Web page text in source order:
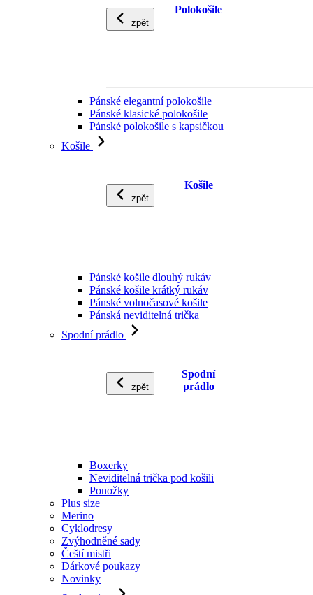
zpět
Polokošile
Pánské elegantní polokošile
Pánské klasické polokošile
Pánské polokošile s kapsičkou
Košile
zpět
Košile
Pánské košile dlouhý rukáv
Pánské košile krátký rukáv
Pánské volnočasové košile
Pánská neviditelná trička
Spodní prádlo
zpět
Spodní
prádlo
Boxerky
Neviditelná trička pod košili
Ponožky
Plus size
Merino
Cyklodresy
Zvýhodněné sady
Čeští mistři
Dárkové poukazy
Novinky